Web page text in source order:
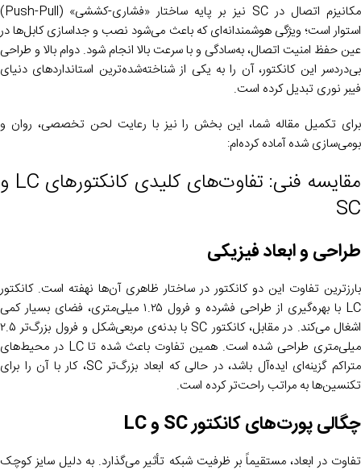
مکانیزم اتصال در SC نیز بر پایه ساختار «فشاری-کششی» (Push-Pull)
استوار است؛ ویژگی هوشمندانه‌ای که باعث می‌شود نصب و جداسازی کابل‌ها در
عین حفظ امنیت اتصال، به‌سادگی و با سرعت بالا انجام شود. دوام بالا و طراحی
بی‌دردسر این کانکتور، آن را به یکی از شناخته‌شده‌ترین استانداردهای دنیای
فیبر نوری تبدیل کرده است.
برای تکمیل مقاله شما، این بخش را نیز با رعایت لحن تخصصی، روان و
بومی‌سازی شده آماده کرده‌ام:
مقایسه فنی: تفاوت‌های کلیدی کانکتورهای LC و
SC
طراحی و ابعاد فیزیکی
بارزترین تفاوت این دو کانکتور در ساختار ظاهری آن‌ها نهفته است. کانکتور
LC با بهره‌گیری از طراحی فشرده و فرول ۱.۲۵ میلی‌متری، فضای بسیار کمی
اشغال می‌کند. در مقابل، کانکتور SC با بدنه‌ی مربعی‌شکل و فرول بزرگ‌تر ۲.۵
میلی‌متری طراحی شده است. همین تفاوت باعث شده تا LC در محیط‌های
متراکم گزینه‌ای ایده‌آل باشد، در حالی که ابعاد بزرگ‌تر SC، کار با آن را برای
تکنسین‌ها به مراتب راحت‌تر کرده است.
چگالی پورت‌های کانکتور SC و LC
تفاوت در ابعاد، مستقیماً بر ظرفیت شبکه تأثیر می‌گذارد. به دلیل سایز کوچک